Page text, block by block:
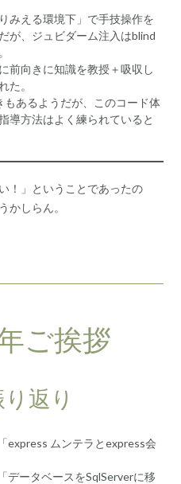
みえる環境下」で手技操作を
が、ジュビダーム注入はblind
前向きに知識を教授＋吸収し
た。
あるようだが、このコード体
導方法はよく練られていると
！」ということであったの
かしらん。
ご挨拶
返り
express ムンテラとexpress会
ータベースをSqlServerに移